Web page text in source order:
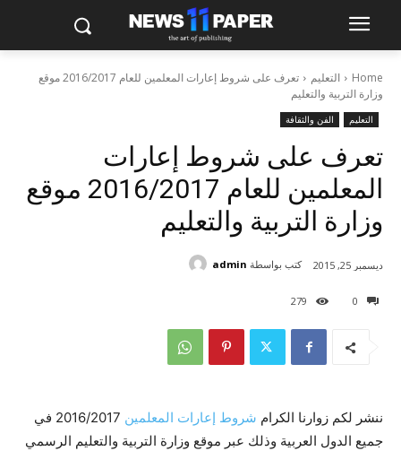
Home التعليم
تعرف على شروط إعارات المعلمين للعام 2016/2017 موقع
وزارة التربية والتعليم
التعليم الفن والثقافة
تعرف على شروط إعارات
المعلمين للعام 2016/2017 موقع
وزارة التربية والتعليم
0
279
ديسمبر 25, 2015 كتب بواسطة admin
ننشر لكم زوارنا الكرام شروط إعارات المعلمين
2016/2017 في
جميع الدول العربية وذلك عبر موقع وزارة التربية والتعليم الرسمي